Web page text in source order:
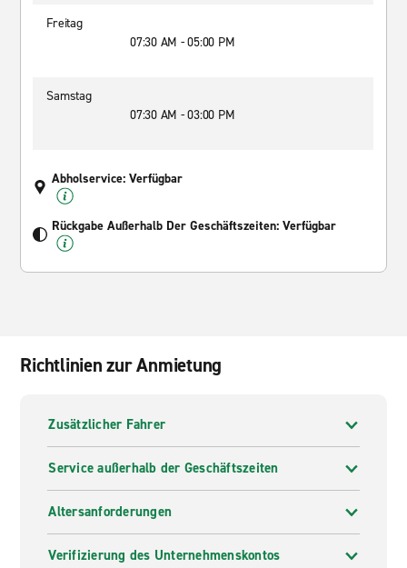
Freitag
07:30 AM - 05:00 PM
Samstag
07:30 AM - 03:00 PM
Abholservice: Verfügbar
Rückgabe Außerhalb Der Geschäftszeiten: Verfügbar
Richtlinien zur Anmietung
Zusätzlicher Fahrer
Service außerhalb der Geschäftszeiten
Altersanforderungen
Verifizierung des Unternehmenskontos